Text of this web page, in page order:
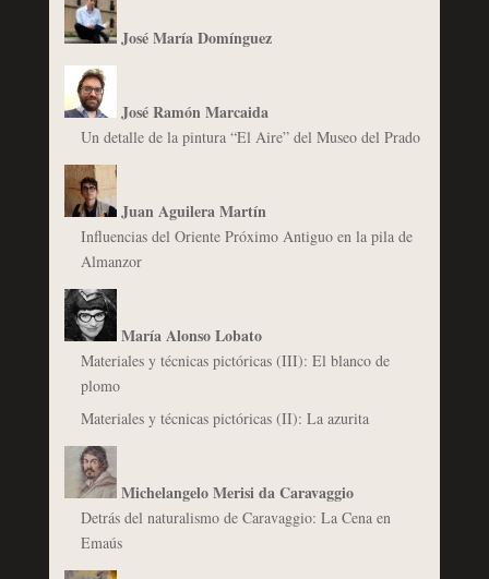
José María Domínguez
José Ramón Marcaida
Un detalle de la pintura “El Aire” del Museo del Prado
Juan Aguilera Martín
Influencias del Oriente Próximo Antiguo en la pila de
Almanzor
María Alonso Lobato
Materiales y técnicas pictóricas (III): El blanco de
plomo
Materiales y técnicas pictóricas (II): La azurita
Michelangelo Merisi da Caravaggio
Detrás del naturalismo de Caravaggio: La Cena en
Emaús